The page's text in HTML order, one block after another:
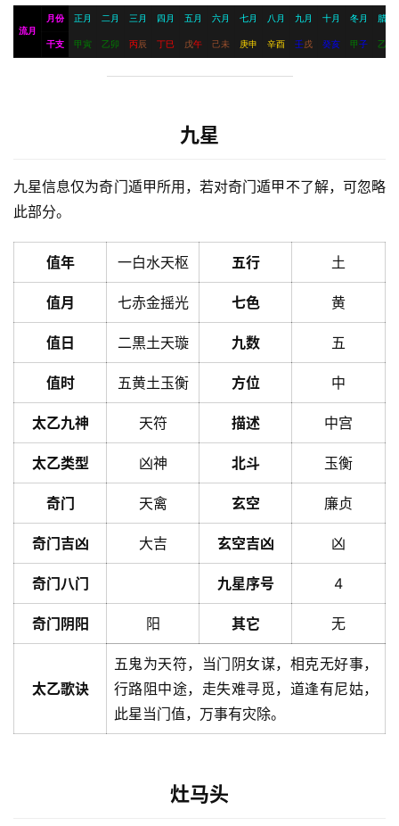
流月
月份 正月 二月 三月 四月 五月 六月 七月 八月 九月 十月 冬月 腊月
干支 甲寅 乙卯 丙辰 丁巳 戊午 己未 庚申 辛酉 壬戌 癸亥 甲子 乙
九星
九星信息仅为奇门遁甲所用，若对奇门遁甲不了解，可忽略
此部分。
值年 一白水天枢 五行 土
值月 七赤金摇光 七色 黄
值日 二黒土天璇 九数 五
值时 五黄土玉衡 方位 中
太乙九神 天符 描述 中宫
太乙类型 凶神 北斗 玉衡
奇门 天禽 玄空 廉贞
奇门吉凶 大吉 玄空吉凶 凶
奇门八门 九星序号 4
奇门阴阳 阳 其它 无
太乙歌诀
五鬼为天符，当门阴女谋，相克无好事，
行路阻中途，走失难寻觅，道逢有尼姑，
此星当门值，万事有灾除。
灶马头